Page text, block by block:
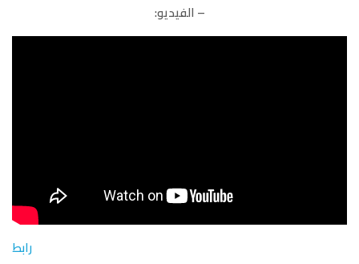
– الفيديو:
رابط